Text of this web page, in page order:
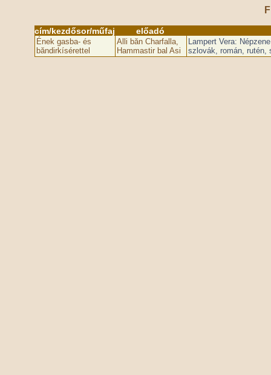
cím/kezdősor/műfaj előadó
Ének gasba- és
băndirkísérettel
Alli băn Charfalla,
Hammastir bal Asi
Lampert Vera:
szlovák, román, rutén,